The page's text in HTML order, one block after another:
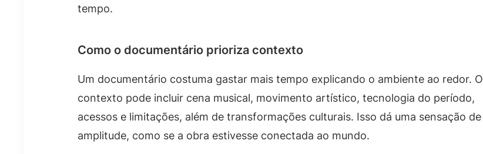
tempo.
Como o documentário prioriza contexto
Um documentário costuma gastar mais tempo explicando o ambiente ao redor. O
contexto pode incluir cena musical, movimento artístico, tecnologia do período,
acessos e limitações, além de transformações culturais. Isso dá uma sensação de
amplitude, como se a obra estivesse conectada ao mundo.